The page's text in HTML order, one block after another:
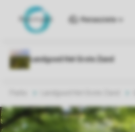
Reiseziele